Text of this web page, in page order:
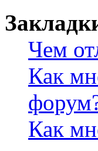
Чем
Как
Как